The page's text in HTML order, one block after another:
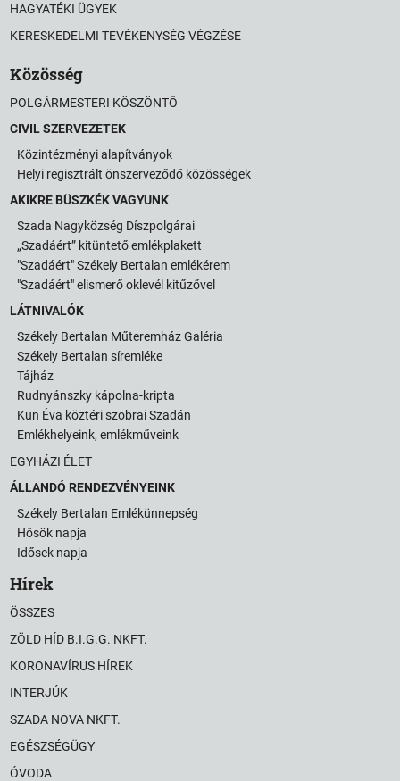
HAGYATÉKI ÜGYEK
KERESKEDELMI TEVÉKENYSÉG VÉGZÉSE
Közösség
POLGÁRMESTERI KÖSZÖNTŐ
CIVIL SZERVEZETEK
Közintézményi alapítványok
Helyi regisztrált önszerveződő közösségek
AKIKRE BÜSZKÉK VAGYUNK
Szada Nagyközség Díszpolgárai
„Szadáért” kitüntető emlékplakett
"Szadáért" Székely Bertalan emlékérem
"Szadáért" elismerő oklevél kitűzővel
LÁTNIVALÓK
Székely Bertalan Műteremház Galéria
Székely Bertalan síremléke
Tájház
Rudnyánszky kápolna-kripta
Kun Éva köztéri szobrai Szadán
Emlékhelyeink, emlékműveink
EGYHÁZI ÉLET
ÁLLANDÓ RENDEZVÉNYEINK
Székely Bertalan Emlékünnepség
Hősök napja
Idősek napja
Hírek
ÖSSZES
ZÖLD HÍD B.I.G.G. NKFT.
KORONAVÍRUS HÍREK
INTERJÚK
SZADA NOVA NKFT.
EGÉSZSÉGÜGY
ÓVODA